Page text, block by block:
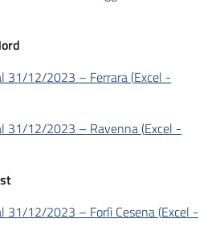
31/12/2023 – Ferrara(Excel -
31/12/2023 – Ravenna(Excel -
31/12/2023 – Forlì Cesena(Excel -